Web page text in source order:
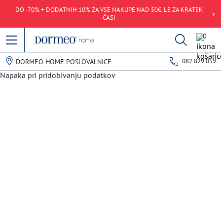
DO -70% + DODATNIH 10% ZA VSE NAKUPE NAD 50€. LE ZA KRATEK
ČAS!
0
DORMEO HOME POSLOVALNICE 082 829 059
Napaka pri pridobivanju podatkov